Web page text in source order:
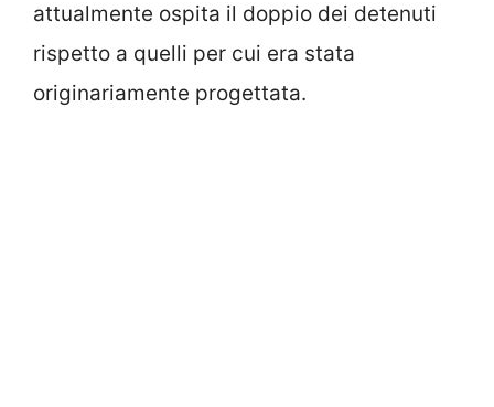
attualmente ospita il doppio dei detenuti
rispetto a quelli per cui era stata
originariamente progettata.